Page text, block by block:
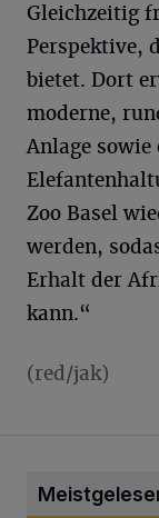
Gleichzeitig
Perspektive,
bietet. Dort
moderne,
Anlage
Zoo Basel
werden,
Erhalt der
kann.“
(red/jak)